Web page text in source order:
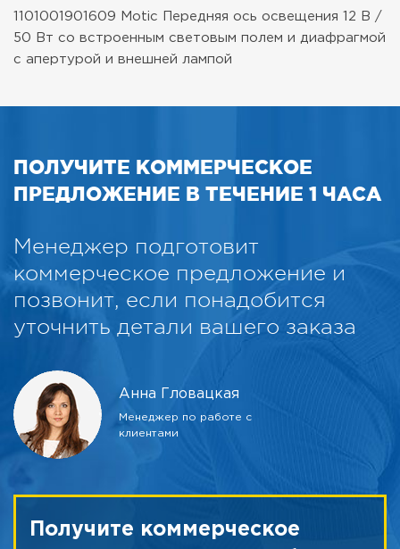
1101001901609 Motic Передняя ось освещения 12 В /
50 Вт со встроенным световым полем и диафрагмой
с апертурой и внешней лампой
ПОЛУЧИТЕ КОММЕРЧЕСКОЕ
ПРЕДЛОЖЕНИЕ В ТЕЧЕНИЕ 1 ЧАСА
Менеджер подготовит
коммерческое предложение и
позвонит, если понадобится
уточнить детали вашего заказа
Анна Гловацкая
Менеджер по работе с
клиентами
Получите коммерческое